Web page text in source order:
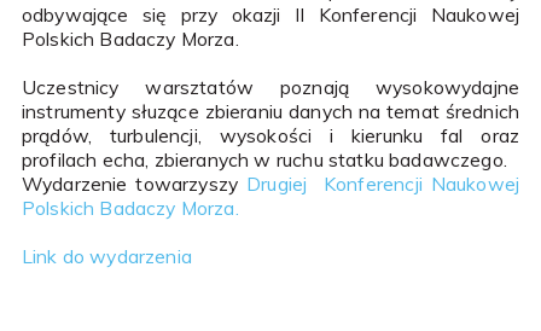
odbywające się przy okazji II Konferencji Naukowej
Polskich Badaczy Morza.
Uczestnicy warsztatów poznają wysokowydajne
instrumenty słuzące zbieraniu danych na temat średnich
prądów, turbulencji, wysokości i kierunku fal oraz
profilach echa, zbieranych w ruchu statku badawczego.
Wydarzenie towarzyszy Drugiej Konferencji Naukowej
Polskich Badaczy Morza.
Link do wydarzenia